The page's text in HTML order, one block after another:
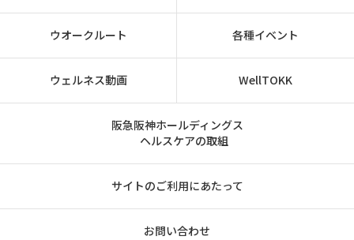
ウオークルート 各種イベント
ウェルネス動画 WellTOKK
阪急阪神ホールディングス
ヘルスケアの取組
サイトのご利用にあたって
お問い合わせ